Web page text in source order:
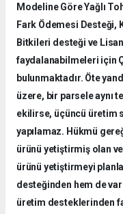
Modeline Göre Yağlı
Fark Ödemesi Desteği,
Bitkileri desteği ve
faydalanabilmeleri için
bulunmaktadır. Öte
üzere, bir parsele aynı
ekilirse, üçüncü üretim
yapılamaz. Hükmü
ürünü yetiştirmiş olan
ürünü yetiştirmeyi
desteğinden hem de
üretim desteklerinden